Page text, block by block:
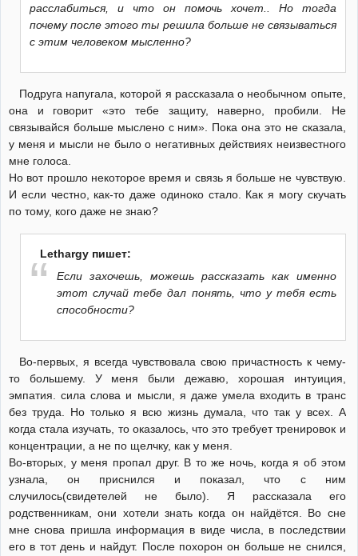
расслабиться, и что он помочь хочет.. Но тогда
почему после этого ты решила больше не связываться
с этим человеком мысленно?
Подруга напугала, которой я рассказала о необычном опыте,
она и говорит «это тебе защиту, наверно, пробили. Не
связывайся больше мыслено с ним». Пока она это не сказала,
у меня и мысли не было о негативных действиях неизвестного
мне голоса.
Но вот прошло некоторое время и связь я больше не чувствую.
И если честно, как-то даже одиноко стало. Как я могу скучать
по тому, кого даже не знаю?
Lethargy пишет:
Если захочешь, можешь рассказать как именно
этот случай тебе дал понять, что у тебя есть
способности?
Во-первых, я всегда чувствовала свою причастность к чему-
то большему. У меня были дежавю, хорошая интуиция,
эмпатия. сила слова и мысли, я даже умела входить в транс
без труда. Но только я всю жизнь думала, что так у всех. А
когда стала изучать, то оказалось, что это требует тренировок и
концентрации, а не по щелчку, как у меня.
Во-вторых, у меня пропал друг. В то же ночь, когда я об этом
узнала, он приснился и показал, что с ним
случилось(свидетелей не было). Я рассказала его
родственникам, они хотели знать когда он найдётся. Во сне
мне снова пришла информация в виде числа, в последствии
его в тот день и найдут. После похорон он больше не снился,